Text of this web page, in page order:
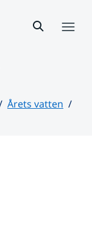
Årets vatten